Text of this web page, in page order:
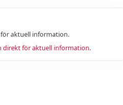
aktuell information.
direkt för aktuell information.